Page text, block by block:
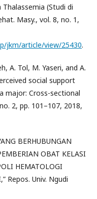
(Studi di
Masy., vol. 8, no. 1,
jkm/article/view/25430.
A. Tol, M. Yaseri, and A.
social support
major: Cross-sectional
2, pp. 101–107, 2018,
BERHUBUNGAN
OBAT KELASI
HEMATOLOGI
Repos. Univ. Ngudi